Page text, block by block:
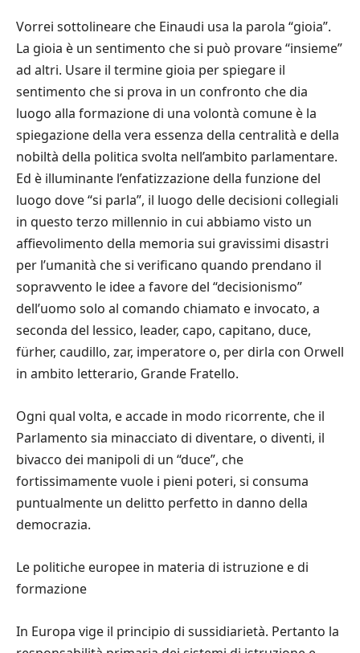
Vorrei sottolineare che Einaudi usa la parola “gioia”.
La gioia è un sentimento che si può provare“insieme”
ad altri. Usare il termine gioia per spiegare il
sentimento che si prova in un confronto che dia
luogo alla formazione di una volontà comune è la
spiegazione della vera essenza della centralità e della
nobiltà della politica svolta nell’ambito parlamentare.
Ed è illuminante l’enfatizzazione della funzione del
luogo dove“si parla”, il luogo delle decisioni collegiali
in questo terzo millennio in cui abbiamo visto un
affievolimento della memoria sui gravissimi disastri
per l’umanità che si verificano quando prendano il
sopravvento le idee a favore del “decisionismo”
dell’uomo solo al comando chiamato e invocato, a
seconda del lessico, leader, capo, capitano, duce,
fürher, caudillo, zar, imperatore o, per dirla con Orwell
in ambito letterario, Grande Fratello.
Ogni qual volta, e accade in modo ricorrente, che il
Parlamento sia minacciato di diventare, o diventi, il
bivacco dei manipoli di un “duce”, che
fortissimamente vuole i pieni poteri, si consuma
puntualmente un delitto perfetto in danno della
democrazia.
Le politiche europee in materia di istruzione e di
formazione
In Europa vige il principio di sussidiarietà. Pertanto la